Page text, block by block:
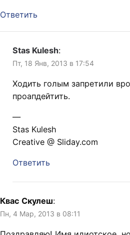
Ответить
Stas Kulesh:
Пт, 18 Янв, 2013 в 17:54
Ходить голым запретили
проапдейтить.
—
Stas Kulesh
Creative @ Sliday.com
Ответить
Квас Скулеш:
Пн, 4 Мар, 2013 в 08:11